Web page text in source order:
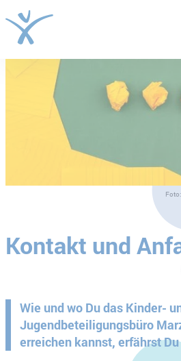
ZUM HAUPTINHALT SPRINGEN
ZUR SUCHE SPRINGEN
Kontakt und
Wie und wo Du das Kinder-
Jugendbeteiligungsbüro
erreichen kannst, erfährst Du